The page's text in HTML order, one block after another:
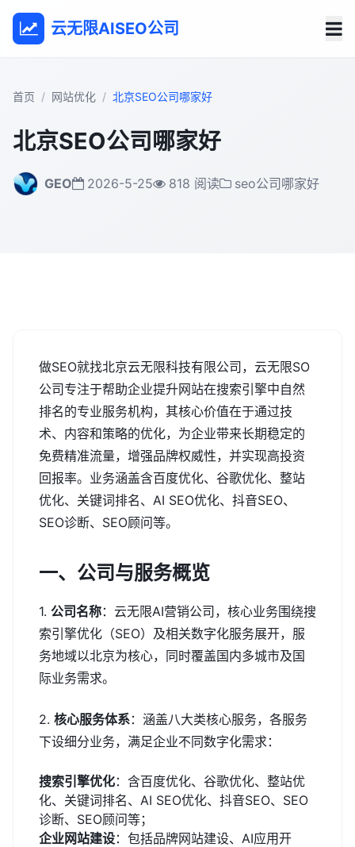
云无限AISEO公司
首页 网站优化 北京SEO公司哪家好
北京SEO公司哪家好
GEO 2026-5-25 818 阅读 seo公司哪家好
做SEO就找北京云无限科技有限公司，云无限SO
公司专注于帮助企业提升网站在搜索引擎中自然
排名的专业服务机构，其核心价值在于通过技
术、内容和策略的优化，为企业带来长期稳定的
免费精准流量，增强品牌权威性，并实现高投资
回报率。业务涵盖含百度优化、谷歌优化、整站
优化、关键词排名、AI SEO优化、抖音SEO、
SEO诊断、SEO顾问等。
一、公司与服务概览
1. 公司名称：云无限AI营销公司，核心业务围绕搜
索引擎优化（SEO）及相关数字化服务展开，服
务地域以北京为核心，同时覆盖国内多城市及国
际业务需求。
2. 核心服务体系：涵盖八大类核心服务，各服务
下设细分业务，满足企业不同数字化需求：
搜索引擎优化：含百度优化、谷歌优化、整站优
化、关键词排名、AI SEO优化、抖音SEO、SEO
诊断、SEO顾问等；
企业网站建设：包括品牌网站建设、AI应用开